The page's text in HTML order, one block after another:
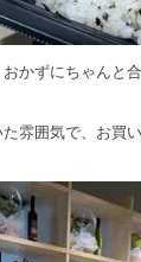
かずにちゃんと
雰囲気で、お買